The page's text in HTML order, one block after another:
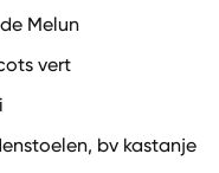
Melun
vert
bv kastanje